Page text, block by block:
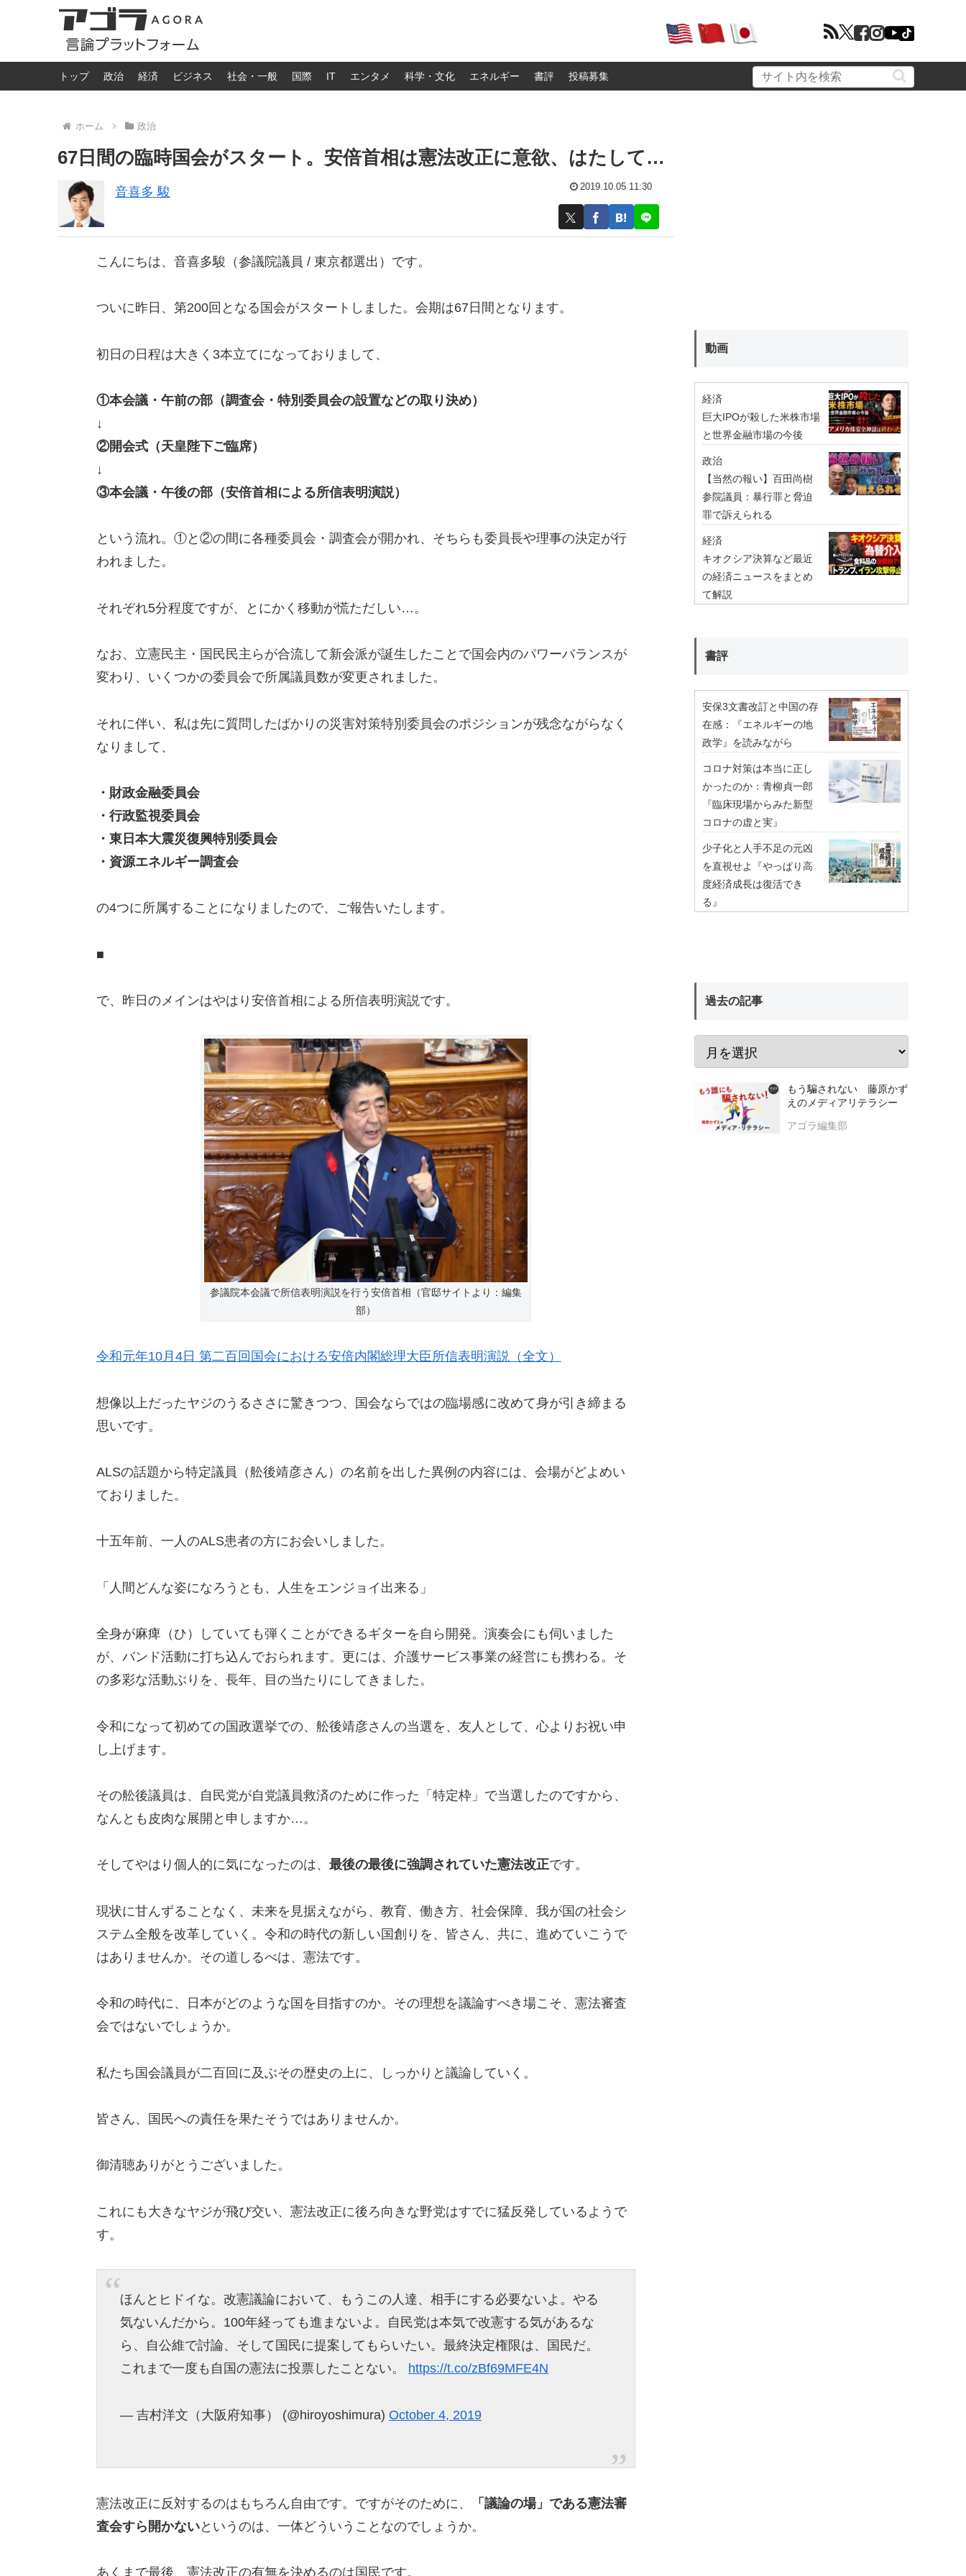
トップ 政治 経済 ビジネス 社会・一般 国際 IT エンタメ 科学・文化 エネルギー 書評 投稿募集
ホーム 政治
67日間の臨時国会がスタート。安倍首相は憲法改正に意欲、はたして…
音喜多 駿 2019.10.05 11:30
こんにちは、音喜多駿（参議院議員 / 東京都選出）です。
ついに昨日、第200回となる国会がスタートしました。会期は67日間となります。
初日の日程は大きく3本立てになっておりまして、
①本会議・午前の部（調査会・特別委員会の設置などの取り決め）
↓
②開会式（天皇陛下ご臨席）
↓
③本会議・午後の部（安倍首相による所信表明演説）
という流れ。①と②の間に各種委員会・調査会が開かれ、そちらも委員長や理事の決定が行
われました。
それぞれ5分程度ですが、とにかく移動が慌ただしい…。
なお、立憲民主・国民民主らが合流して新会派が誕生したことで国会内のパワーバランスが
変わり、いくつかの委員会で所属議員数が変更されました。
それに伴い、私は先に質問したばかりの災害対策特別委員会のポジションが残念ながらなく
なりまして、
・財政金融委員会
・行政監視委員会
・東日本大震災復興特別委員会
・資源エネルギー調査会
の4つに所属することになりましたので、ご報告いたします。
■
で、昨日のメインはやはり安倍首相による所信表明演説です。
参議院本会議で所信表明演説を行う安倍首相（官邸サイトより：編集
部）
令和元年10月4日 第二百回国会における安倍内閣総理大臣所信表明演説（全文）
想像以上だったヤジのうるささに驚きつつ、国会ならではの臨場感に改めて身が引き締まる
思いです。
ALSの話題から特定議員（舩後靖彦さん）の名前を出した異例の内容には、会場がどよめい
ておりました。
十五年前、一人のALS患者の方にお会いしました。
「人間どんな姿になろうとも、人生をエンジョイ出来る」
全身が麻痺（ひ）していても弾くことができるギターを自ら開発。演奏会にも伺いました
が、バンド活動に打ち込んでおられます。更には、介護サービス事業の経営にも携わる。そ
の多彩な活動ぶりを、長年、目の当たりにしてきました。
令和になって初めての国政選挙での、舩後靖彦さんの当選を、友人として、心よりお祝い申
し上げます。
その舩後議員は、自民党が自党議員救済のために作った「特定枠」で当選したのですから、
なんとも皮肉な展開と申しますか…。
そしてやはり個人的に気になったのは、 最後の最後に強調されていた憲法改正です。
現状に甘んずることなく、未来を見据えながら、教育、働き方、社会保障、我が国の社会シ
ステム全般を改革していく。令和の時代の新しい国創りを、皆さん、共に、進めていこうで
はありませんか。その道しるべは、憲法です。
令和の時代に、日本がどのような国を目指すのか。その理想を議論すべき場こそ、憲法審査
会ではないでしょうか。
私たち国会議員が二百回に及ぶその歴史の上に、しっかりと議論していく。
皆さん、国民への責任を果たそうではありませんか。
御清聴ありがとうございました。
これにも大きなヤジが飛び交い、憲法改正に後ろ向きな野党はすでに猛反発しているようで
す。
ほんとヒドイな。改憲議論において、もうこの人達、相手にする必要ないよ。やる
気ないんだから。100年経っても進まないよ。自民党は本気で改憲する気があるな
ら、自公維で討論、そして国民に提案してもらいたい。最終決定権限は、国民だ。
これまで一度も自国の憲法に投票したことない。 https://t.co/zBf69MFE4N
— 吉村洋文（大阪府知事） (@hiroyoshimura)October 4, 2019
憲法改正に反対するのはもちろん自由です。ですがそのために、
「議論の場」である憲法審
査会すら開かないというのは、一体どういうことなのでしょうか。
あくまで最後、憲法改正の有無を決めるのは国民です。
動画
経済
巨大IPOが殺した米株市場
と世界金融市場の今後
政治
【当然の報い】百田尚樹
参院議員：暴行罪と脅迫
罪で訴えられる
経済
キオクシア決算など最近
の経済ニュースをまとめ
て解説
書評
安保3文書改訂と中国の存
在感：『エネルギーの地
政学』を読みながら
コロナ対策は本当に正し
かったのか：青柳貞一郎
『臨床現場からみた新型
コロナの虚と実』
少子化と人手不足の元凶
を直視せよ『やっぱり高
度経済成長は復活でき
る』
過去の記事
もう騙されない 藤原かず
えのメディアリテラシー
アゴラ編集部